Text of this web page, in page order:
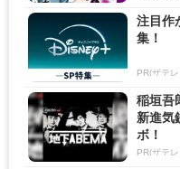
注目作
集！
PR(ザテ
稲垣吾
新進気
ボ！
PR(ザテ